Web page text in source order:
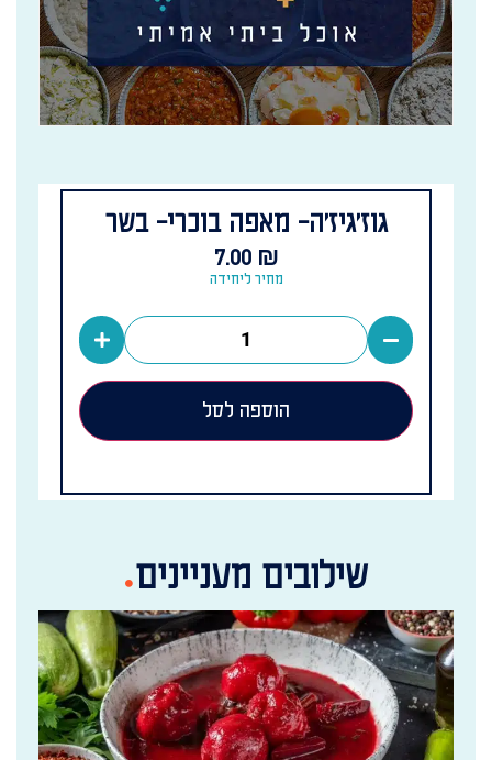
גוז׳גיז׳ה- מאפה בוכרי- בשר
7.00 ₪
מחיר ליחידה
הוספה לסל
שילובים מעניינים